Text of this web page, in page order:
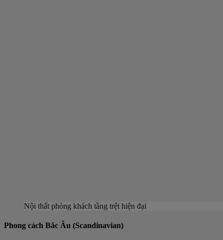
Nội thất phòng khách tầng trệt hiện đại
Phong cách Bắc Âu (Scandinavian)